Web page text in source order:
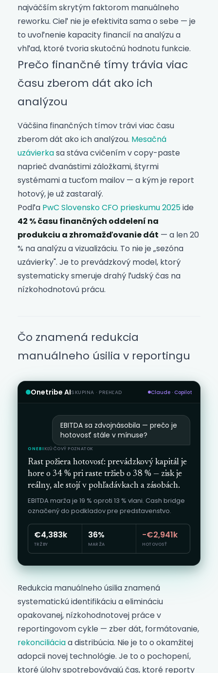
najväčším skrytým faktorom manuálneho
reworku. Cieľ nie je efektivita sama o sebe — je
to uvoľnenie kapacity financií na analýzu a
vhľad, ktoré tvoria skutočnú hodnotu funkcie.
Prečo finančné tímy trávia viac
času zberom dát ako ich
analýzou
Väčšina finančných tímov trávi viac času
zberom dát ako ich analýzou. Mesačná
uzávierkasa stáva cvičením v copy-paste
naprieč dvanástimi záložkami, štyrmi
systémami a tucťom mailov — a kým je report
hotový, je už zastaralý.
Podľa PwC Slovensko CFO prieskumu 2025ide
42 % času finančných oddelení na
produkciu a zhromažďovanie dát — a len 20
% na analýzu a vizualizáciu. To nie je „sezóna
uzávierky". Je to prevádzkový model, ktorý
systematicky smeruje drahý ľudský čas na
nízkohodnotovú prácu.
Čo znamená redukcia
manuálneho úsilia v reportingu
Onetribe AISKUPINA · PREHĽAD Claude · Copilot
EBITDA sa zdvojnásobila — prečo je
hotovosť stále v mínuse?
ONEBI KĽÚČOVÝ POZNATOK
Rast požiera hotovosť: prevádzkový kapitál je
hore o 34 % pri raste tržieb o 38 % — zisk je
reálny, ale stojí v pohľadávkach a zásobách.
EBITDA marža je 19 % oproti 13 % vlani. Cash bridge
označený do podkladov pre predstavenstvo.
€4,383k
TRŽBY
36%
MARŽA
−€2,941k
HOTOVOSŤ
Redukcia manuálneho úsilia znamená
systematickú identifikáciu a elimináciu
opakovanej, nízkohodnotovej práce v
reportingovom cykle — zber dát, formátovanie,
rekonciliáciaa distribúcia. Nie je to o okamžitej
adopcii novej technológie. Je to o pochopení,
ktoré úlohy spotrebovávajú čas, ktoré reporty